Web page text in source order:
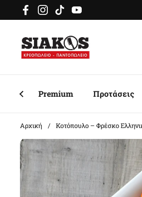
Μετάβαση στο περιεχόμενο
FacebookInstagram
TikTokYouTube
delivery σε όλη την Αττική
Premium Προτάσεις
Αρχική / Κοτόπουλο – Φρέσκο